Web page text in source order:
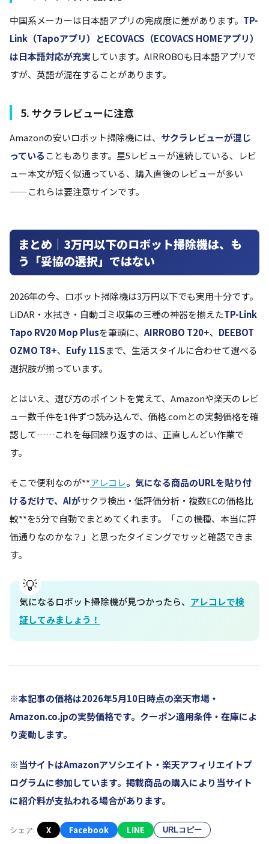
中国系メーカーは日本語アプリの完成度に差があります。 TP-
Link（Tapoアプリ）とECOVACS（ECOVACS HOMEアプリ）
は日本語対応が充実しています。AIRROBOも日本語アプリで
すが、英語が混在することがあります。
5. サクラレビューに注意
Amazonの安いロボット掃除機には、 サクラレビューが混じ
っていることもあります。星5レビューが連続している、レビ
ュー本文が短く似通っている、購入直後のレビューが多い
——これらは要注意サインです。
まとめ｜3万円以下のロボット掃除機は、も
う「妥協の選択」ではない
2026年の今、ロボット掃除機は3万円以下でも実用十分です。
LiDAR・水拭き・自動ゴミ収集の三種の神器を揃えたTP-Link
Tapo RV20 Mop Plusを筆頭に、 AIRROBO T20+、 DEEBOT
OZMO T8+、 Eufy 11Sまで、生活スタイルに合わせて選べる
選択肢が揃っています。
とはいえ、選び方のポイントを覚えて、Amazonや楽天のレビ
ュー数千件を1件ずつ読み込んで、価格.comとの実勢価格を確
認して……これを毎回繰り返すのは、正直しんどい作業で
す。
そこで便利なのが**アレコレ。気になる商品のURLを貼り付
けるだけで、AIがサクラ検出・低評価分析・複数ECの価格比
較**を5分で自動でまとめてくれます。「この機種、本当に評
価通りなのかな？」と思ったタイミングでサッと確認できま
す。
気になるロボット掃除機が見つかったら、 アレコレで検
証してみましょう！
※本記事の価格は2026年5月10日時点の楽天市場・
Amazon.co.jpの実勢価格です。クーポン適用条件・在庫によ
り変動します。
※当サイトはAmazonアソシエイト・楽天アフィリエイトプ
ログラムに参加しています。掲載商品の購入により当サイト
に紹介料が支払われる場合があります。
シェア: X Facebook LINE URLコピー